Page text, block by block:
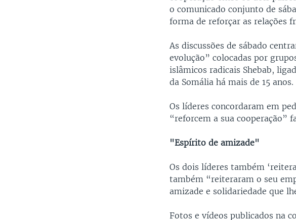
o comunicado conjunto de
forma de reforçar as relações
As discussões de sábado
evolução” colocadas por
islâmicos radicais Shebab,
da Somália há mais de 15 anos.
Os líderes concordaram em
“reforcem a sua cooperação”
"Espírito de amizade"
Os dois líderes também
também “reiteraram o seu
amizade e solidariedade que
Fotos e vídeos publicados na